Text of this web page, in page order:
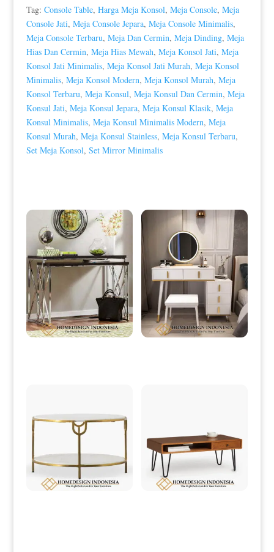
Tag: Console Table, Harga Meja Konsol, Meja Console, Meja
Console Jati, Meja Console Jepara, Meja Console Minimalis,
Meja Console Terbaru, Meja Dan Cermin, Meja Dinding, Meja
Hias Dan Cermin, Meja Hias Mewah, Meja Konsol Jati, Meja
Konsol Jati Minimalis, Meja Konsol Jati Murah, Meja Konsol
Minimalis, Meja Konsol Modern, Meja Konsol Murah, Meja
Konsol Terbaru, Meja Konsul, Meja Konsul Dan Cermin, Meja
Konsul Jati, Meja Konsul Jepara, Meja Konsul Klasik, Meja
Konsul Minimalis, Meja Konsul Minimalis Modern, Meja
Konsul Murah, Meja Konsul Stainless, Meja Konsul Terbaru,
Set Meja Konsol, Set Mirror Minimalis